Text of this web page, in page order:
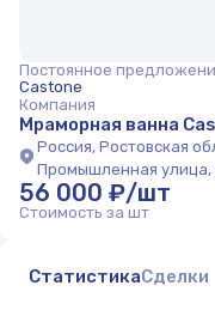
Постоянное
Castone
Компания
Мраморная ванна
Россия, Ростовская
Промышленная улица,
56 000 ₽/шт
Стоимость за шт
СтатистикаСделки